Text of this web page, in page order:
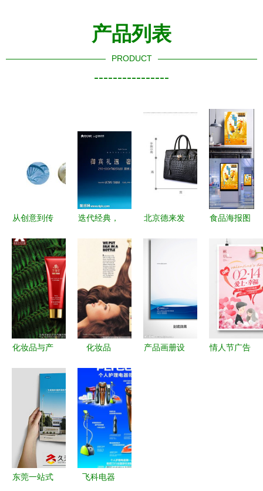
产品列表
PRODUCT
----------------
从创意到传
计与发布的
完美协同
迭代经典，
局——高端
豪宅地产广
告设计全案
解析
北京德来发
包，助代理
开拓时尚市
场
食品海报图
报,食品,饮
料,果粒橙,
黄色,海报,
海报设计,
广告设计模
板,源文
化妆品与产
拍摄 打造
视觉盛宴，
引爆市场关
注
化妆品
广告设计中
的经典魅力
与视觉艺术
产品画册设
情人节广告
东莞一站式
飞科电器